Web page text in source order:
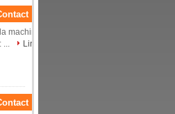
machine.
...
Lire